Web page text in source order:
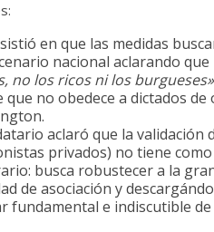
en que las medidas
nacional aclarando que
no los ricos ni los burgueses»
no obedece a dictados de
aclaró que la validación
privados) no tiene
busca robustecer a la
de asociación y
fundamental e indiscutible